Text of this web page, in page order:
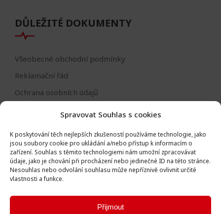
Spravovat Souhlas s cookies
K poskytování těch nejlepších zkušeností používáme technologie, jako
jsou soubory cookie pro ukládání a/nebo přístup k informacím o
zařízení. Souhlas s těmito technologiemi nám umožní zpracovávat
údaje, jako je chování při procházení nebo jedinečné ID na této stránce.
Nesouhlas nebo odvolání souhlasu může nepříznivě ovlivnit určité
vlastnosti a funkce.
Přijmout
DŮLEŽITÉ DOKUMENTY
Všeobecné obchodní podmínky
Reklamační řád
Ochrana osobních údajů
Formulář - odstoupení od smlouvy
Odstoupení od smlouvy